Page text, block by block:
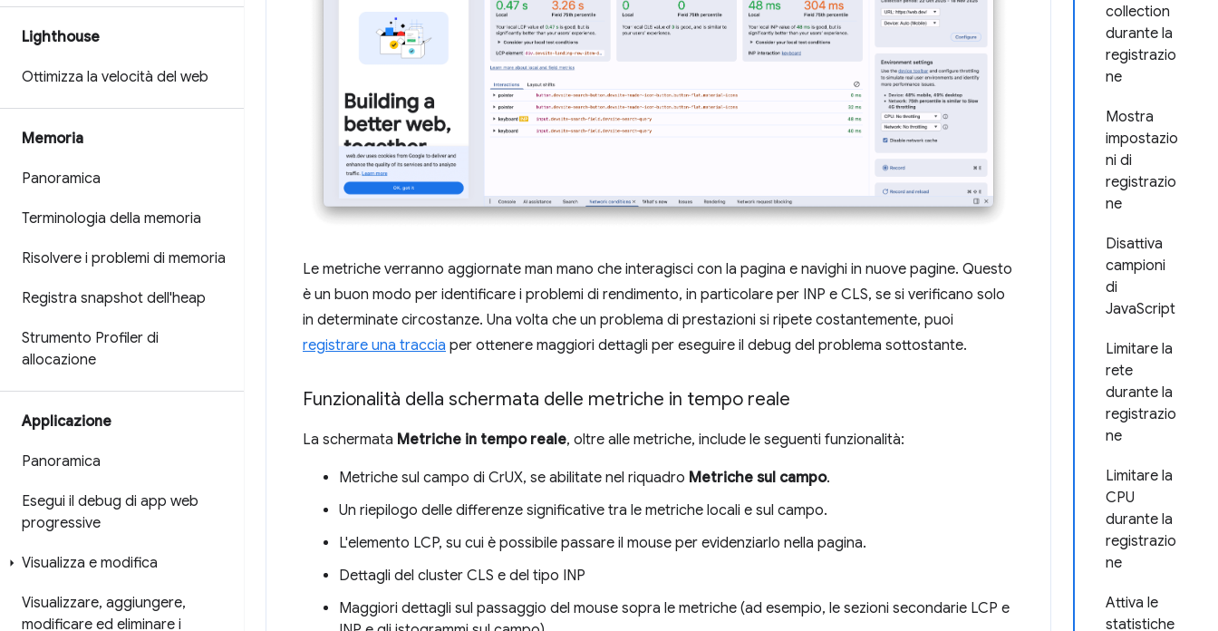
Lighthouse
Ottimizza la velocità del web
Memoria
Panoramica
Terminologia della memoria
Risolvere i problemi di memoria
Registra snapshot dell'heap
Strumento Profiler di
allocazione
Applicazione
Panoramica
Esegui il debug di app web
progressive
Visualizza e modifica
Visualizzare, aggiungere,
modificare ed eliminare i
collection
durante la
registrazio
ne
Mostra
impostazio
ni di
registrazio
ne
Disattiva
campioni
di
JavaScript
Limitare la
rete
durante la
registrazio
ne
Limitare la
CPU
durante la
registrazio
ne
Attiva le
statistiche
Le metriche verranno aggiornate man mano che interagisci con la pagina e navighi in nuove pagine. Questo
è un buon modo per identificare i problemi di rendimento, in particolare per INP e CLS, se si verificano solo
in determinate circostanze. Una volta che un problema di prestazioni si ripete costantemente, puoi
registrare una traccia per ottenere maggiori dettagli per eseguire il debug del problema sottostante.
Funzionalità della schermata delle metriche in tempo reale
La schermata Metriche in tempo reale, oltre alle metriche, include le seguenti funzionalità:
Metriche sul campo di CrUX, se abilitate nel riquadro Metriche sul campo.
Un riepilogo delle differenze significative tra le metriche locali e sul campo.
L'elemento LCP, su cui è possibile passare il mouse per evidenziarlo nella pagina.
Dettagli del cluster CLS e del tipo INP
Maggiori dettagli sul passaggio del mouse sopra le metriche (ad esempio, le sezioni secondarie LCP e